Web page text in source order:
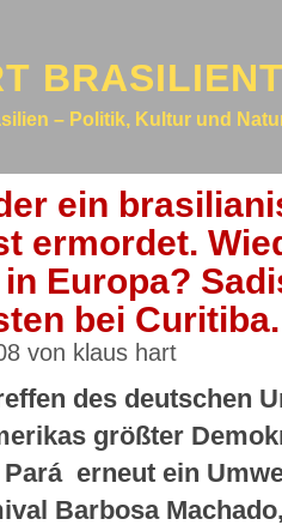
– Politik, Kultur und
ein
ermordet.
Europa?
bei Curitiba.
von klaus hart
des deutschen
größter
erneut ein
Barbosa